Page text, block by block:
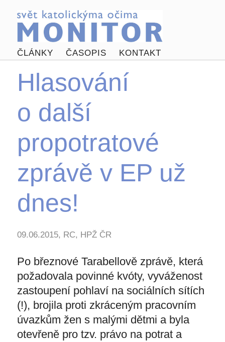
ČLÁNKY ČASOPIS KONTAKT
Hlasování
o další
propotratové
zprávě v EP už
dnes!
09.06.2015, RC, HPŽ ČR
Po březnové Tarabellově zprávě, která
požadovala povinné kvóty, vyváženost
zastoupení pohlaví na sociálních sítích
(!), brojila proti zkráceným pracovním
úvazkům žen s malými dětmi a byla
otevřeně pro tzv. právo na potrat a